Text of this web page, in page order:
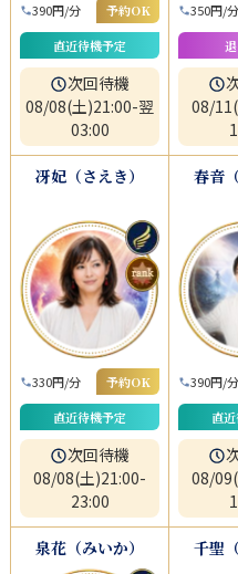
390円/分
予約OK
直近待機予定
次回待機
08/08(土)21:00-翌
03:00
350円/分
08/
冴妃（さえき）
330円/分
予約OK
直近待機予定
次回待機
08/08(土)21:00-
23:00
春音
390円/分
直
08/
泉花（みいか） 千聖